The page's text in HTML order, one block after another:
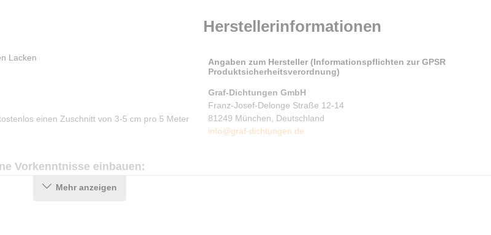
Lacken
einen Zuschnitt von 3-5 cm pro 5 Meter
Vorkenntnisse einbauen:
bevor Sie die Dichtung einbauen. Wischen Sie
Herstellerinformationen
Angaben zum Hersteller (Informationspflichten zur GPSR
Produktsicherheitsverordnung)
Graf-Dichtungen GmbH
Franz-Josef-Delonge Straße 12-14
81249 München, Deutschland
info@graf-dichtungen.de
Mehr anzeigen